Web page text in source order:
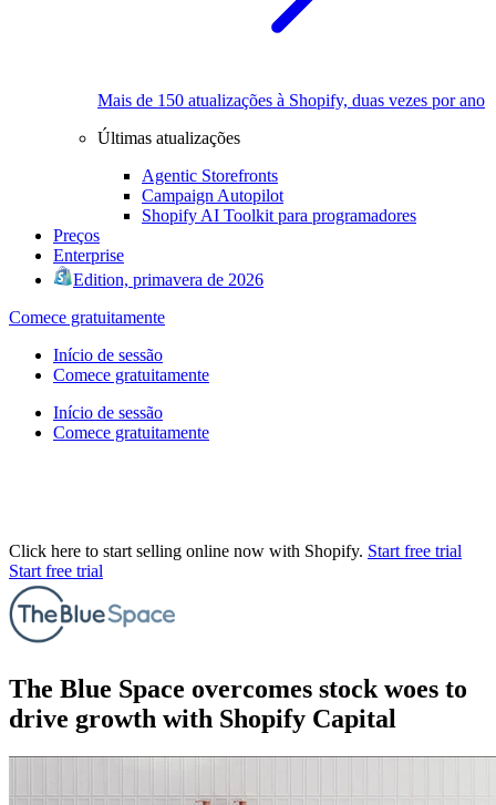
Mais de 150 atualizações à Shopify, duas vezes por ano
Últimas atualizações
Agentic Storefronts
Campaign Autopilot
Shopify AI Toolkit para programadores
Preços
Enterprise
Edition, primavera de 2026
Comece gratuitamente
Início de sessão
Comece gratuitamente
Início de sessão
Comece gratuitamente
Click here to start selling online now with Shopify. Start free trial
Start free trial
The Blue Space overcomes stock woes to
drive growth with Shopify Capital